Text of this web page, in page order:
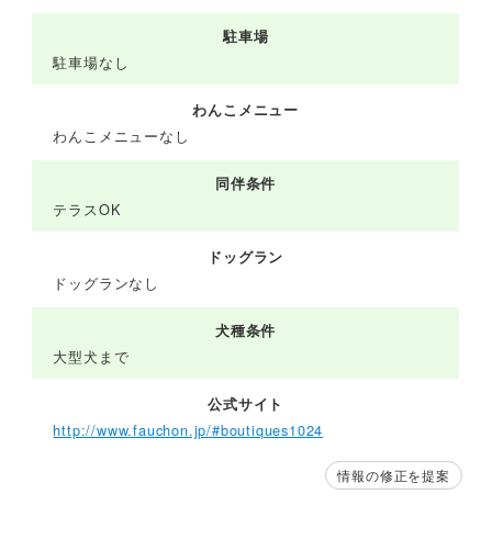
駐車場
駐車場なし
わんこメニュー
わんこメニューなし
同伴条件
テラスOK
ドッグラン
ドッグランなし
犬種条件
大型犬まで
公式サイト
http://www.fauchon.jp/#boutiques1024
情報の修正を提案